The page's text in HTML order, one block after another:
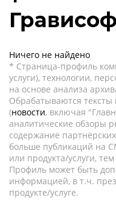
Ничего не найдено
* Страница-профиль
услуги), технологии,
на основе анализа
Обрабатываются тексты
(новости, включая
аналитические обзоры
содержание
больше публикаций на
или продукта/услуги,
Профиль может быть
информацией, в т.ч.
продукте/услуге.